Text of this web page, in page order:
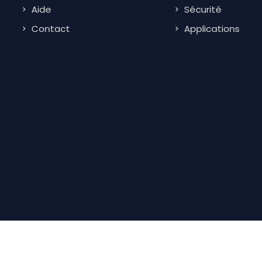
Aide
Contact
Sécurité
Applications